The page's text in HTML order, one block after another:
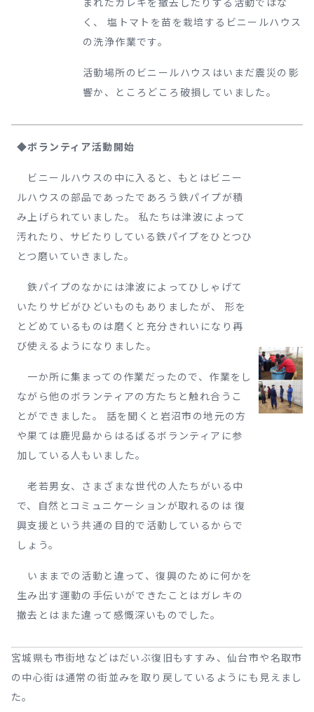
く、 塩トマトを苗を栽培するビニールハウス
の洗浄作業です。
活動場所のビニールハウスはいまだ震災の影
響か、ところどころ破損していました。
◆ボランティア活動開始
ビニールハウスの中に入ると、もとはビニー
ルハウスの部品であったであろう鉄パイプが積
み上げられていました。 私たちは津波によって
汚れたり、サビたりしている鉄パイプをひとつひ
とつ磨いていきました。
鉄パイプのなかには津波によってひしゃげて
いたりサビがひどいものもありましたが、 形を
とどめているものは磨くと充分きれいになり再
び使えるようになりました。
一か所に集まっての作業だったので、作業をし
ながら他のボランティアの方たちと触れ合うこ
とができました。 話を聞くと岩沼市の地元の方
や果ては鹿児島からはるばるボランティアに参
加している人もいました。
老若男女、さまざまな世代の人たちがいる中
で、自然とコミュニケーションが取れるのは 復
興支援という共通の目的で活動しているからで
しょう。
いままでの活動と違って、復興のために何かを
生み出す運動の手伝いができたことはガレキの
撤去とはまた違って感慨深いものでした。
宮城県も市街地などはだいぶ復旧もすすみ、仙台市や名取市
の中心街は通常の街並みを取り戻しているようにも見えまし
た。